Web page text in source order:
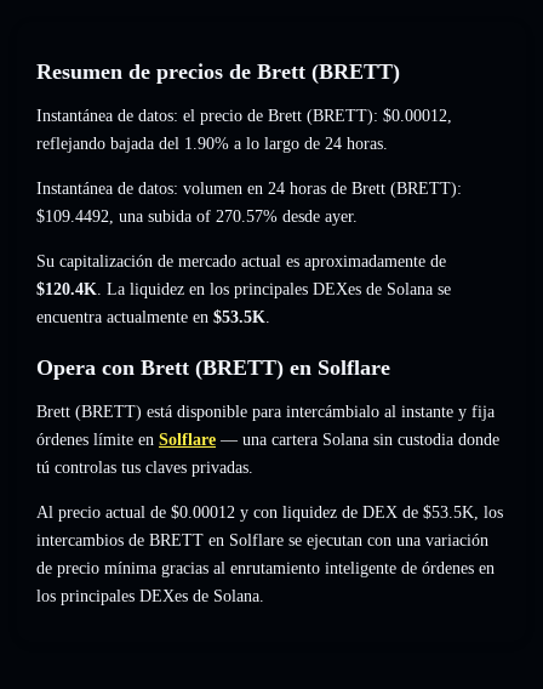
Resumen de precios de Brett (BRETT)
Instantánea de datos: el precio de Brett (BRETT): $0.00012,
reflejando bajada del 1.90% a lo largo de 24 horas.
Instantánea de datos: volumen en 24 horas de Brett (BRETT):
$109.4492, una subida of 270.57% desde ayer.
Su capitalización de mercado actual es aproximadamente de
$120.4K. La liquidez en los principales DEXes de Solana se
encuentra actualmente en $53.5K.
Opera con Brett (BRETT) en Solflare
Brett (BRETT) está disponible para intercámbialo al instante y fija
órdenes límite en Solflare — una cartera Solana sin custodia donde
tú controlas tus claves privadas.
Al precio actual de $0.00012 y con liquidez de DEX de $53.5K, los
intercambios de BRETT en Solflare se ejecutan con una variación
de precio mínima gracias al enrutamiento inteligente de órdenes en
los principales DEXes de Solana.